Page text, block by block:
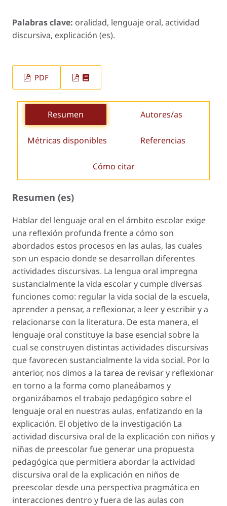
Palabras clave: oralidad, lenguaje oral, actividad
discursiva, explicación (es).
PDF
Resumen Autores/as
Métricas disponibles Referencias
Cómo citar
Resumen (es)
Hablar del lenguaje oral en el ámbito escolar exige
una reflexión profunda frente a cómo son
abordados estos procesos en las aulas, las cuales
son un espacio donde se desarrollan diferentes
actividades discursivas. La lengua oral impregna
sustancialmente la vida escolar y cumple diversas
funciones como: regular la vida social de la escuela,
aprender a pensar, a reflexionar, a leer y escribir y a
relacionarse con la literatura. De esta manera, el
lenguaje oral constituye la base esencial sobre la
cual se construyen distintas actividades discursivas
que favorecen sustancialmente la vida social. Por lo
anterior, nos dimos a la tarea de revisar y reflexionar
en torno a la forma como planeábamos y
organizábamos el trabajo pedagógico sobre el
lenguaje oral en nuestras aulas, enfatizando en la
explicación. El objetivo de la investigación La
actividad discursiva oral de la explicación con niños y
niñas de preescolar fue generar una propuesta
pedagógica que permitiera abordar la actividad
discursiva oral de la explicación en niños de
preescolar desde una perspectiva pragmática en
interacciones dentro y fuera de las aulas con